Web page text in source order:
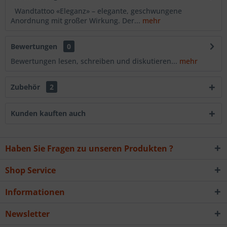
Wandtattoo «Eleganz» – elegante, geschwungene
Anordnung mit großer Wirkung. Der... mehr
Bewertungen
0
Bewertungen lesen, schreiben und diskutieren... mehr
Zubehör 2
Kunden kauften auch
Haben Sie Fragen zu unseren Produkten ?
Shop Service
Informationen
Newsletter